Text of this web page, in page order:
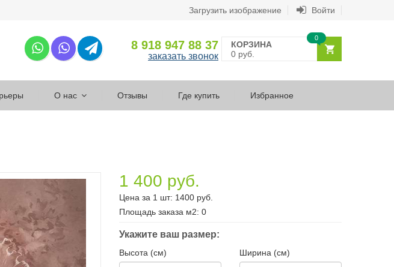
Загрузить изображение Войти
8 918 947 88 37
заказать звонок
КОРЗИНА
0 руб.
0
О нас Отзывы Где купить Избранное
1 400 руб.
Цена за 1 шт: 1400 руб.
Площадь заказа м2: 0
Укажите ваш размер:
Высота (см) Ширина (см)